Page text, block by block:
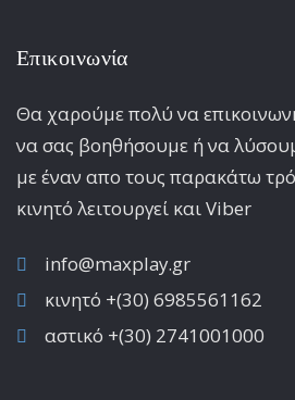
Επικοινωνία
Θα χαρούμε πολύ να
να σας βοηθήσουμε ή να
με έναν απο τους παρακάτω
κινητό λειτoυργεί και Viber
info@maxplay.gr
κινητό +(30) 6985561162
αστικό +(30) 2741001000